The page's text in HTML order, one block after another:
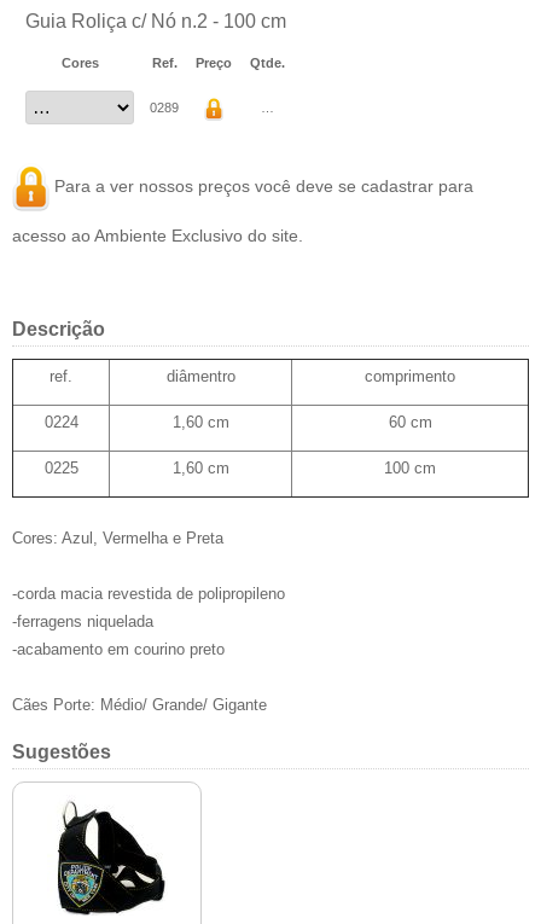
Guia Roliça c/ Nó n.2 - 100 cm
Cores Ref. Preço Qtde.
0289
Para a ver nossos preços você deve se cadastrar para
acesso ao Ambiente Exclusivo do site.
Descrição
ref. diâmentro comprimento
0224 1,60 cm 60 cm
0225 1,60 cm 100 cm
Cores: Azul, Vermelha e Preta
-corda macia revestida de polipropileno
-ferragens niquelada
-acabamento em courino preto
Cães Porte: Médio/ Grande/ Gigante
Sugestões